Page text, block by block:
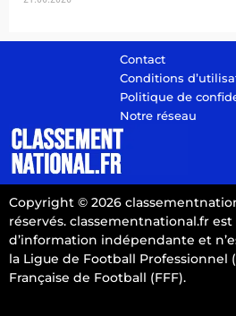
Contact
Conditions
Politique de
Notre réseau
Copyright © 2026
réservés. classementnational.fr
d’information indépendante et
la Ligue de Football Professionnel
Française de Football (FFF).